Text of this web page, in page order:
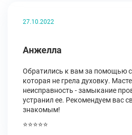
27.10.2022
Анжелла
Обратились к вам за помощью с
которая не грела духовку.
неисправность - замыкание
устранил ее. Рекомендуем вас
знакомым!
⭐⭐⭐⭐⭐